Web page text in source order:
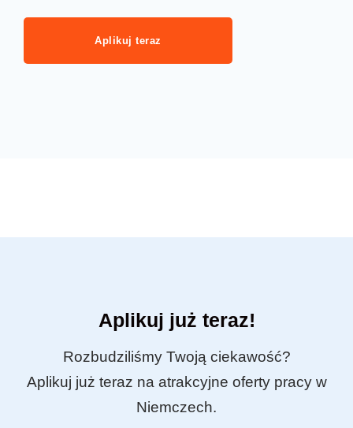
Aplikuj teraz
Aplikuj już teraz!
Rozbudziliśmy Twoją ciekawość?
Aplikuj już teraz na atrakcyjne oferty pracy w
Niemczech.